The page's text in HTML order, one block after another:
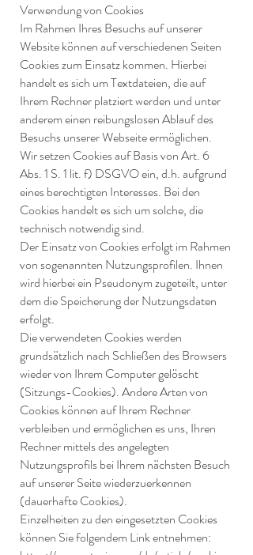
Verwendung von Cookies
Im Rahmen Ihres Besuchs auf unserer
Website können auf verschiedenen Seiten
Cookies zum Einsatz kommen. Hierbei
handelt es sich um Textdateien, die auf
Ihrem Rechner platziert werden und unter
anderem einen reibungslosen Ablauf des
Besuchs unserer Webseite ermöglichen.
Wir setzen Cookies auf Basis von Art. 6
Abs. 1 S. 1 lit. f) DSGVO ein, d.h. aufgrund
eines berechtigten Interesses. Bei den
Cookies handelt es sich um solche, die
technisch notwendig sind.
Der Einsatz von Cookies erfolgt im Rahmen
von sogenannten Nutzungsprofilen. Ihnen
wird hierbei ein Pseudonym zugeteilt, unter
dem die Speicherung der Nutzungsdaten
erfolgt.
Die verwendeten Cookies werden
grundsätzlich nach Schließen des Browsers
wieder von Ihrem Computer gelöscht
(Sitzungs-Cookies). Andere Arten von
Cookies können auf Ihrem Rechner
verbleiben und ermöglichen es uns, Ihren
Rechner mittels des angelegten
Nutzungsprofils bei Ihrem nächsten Besuch
auf unserer Seite wiederzuerkennen
(dauerhafte Cookies).
Einzelheiten zu den eingesetzten Cookies
können Sie folgendem Link entnehmen: